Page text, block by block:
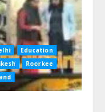
Education
Roorkee